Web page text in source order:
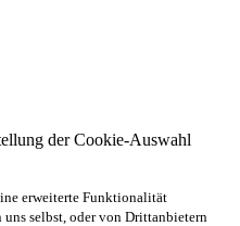
der Cookie-Auswahl
erweiterte Funktionalität
selbst, oder von Drittanbietern